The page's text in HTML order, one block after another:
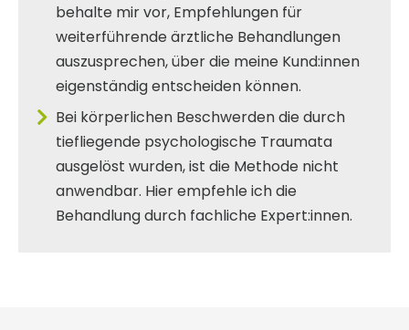
behalte mir vor, Empfehlungen für
weiterführende ärztliche Behandlungen
auszusprechen, über die meine Kund:innen
eigenständig entscheiden können.
Bei körperlichen Beschwerden die durch
tiefliegende psychologische Traumata
ausgelöst wurden, ist die Methode nicht
anwendbar. Hier empfehle ich die
Behandlung durch fachliche Expert:innen.